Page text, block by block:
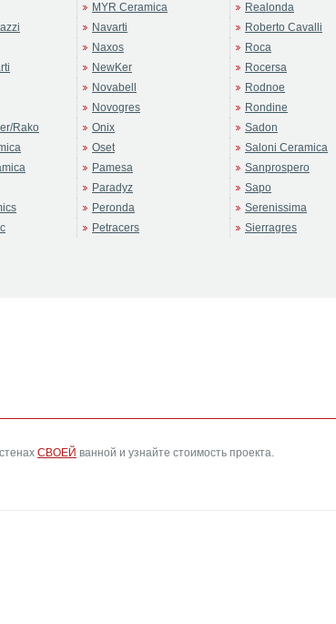
Rako
MYR Ceramica
Navarti
Naxos
NewKer
Novabell
Novogres
Onix
Oset
Pamesa
Paradyz
Peronda
Petracers
Realonda
Roberto Cavalli
Roca
Rocersa
Rodnoe
Rondine
Sadon
Saloni Ceramica
Sanprospero
Sapo
Serenissima
Sierragres
СВОЕЙ ванной и узнайте стоимость проекта.